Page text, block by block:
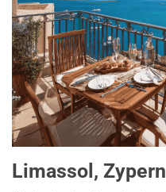
Limassol, Zypern